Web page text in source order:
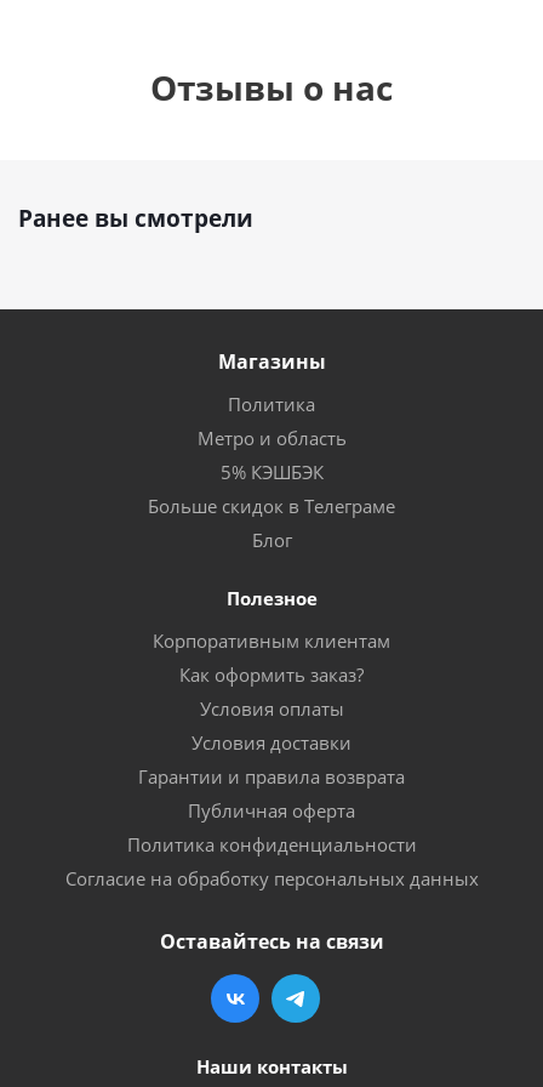
Отзывы о нас
Ранее вы смотрели
Магазины
Политика
Метро и область
5% КЭШБЭК
Больше скидок в Телеграме
Блог
Полезное
Корпоративным клиентам
Как оформить заказ?
Условия оплаты
Условия доставки
Гарантии и правила возврата
Публичная оферта
Политика конфиденциальности
Согласие на обработку персональных данных
Оставайтесь на связи
Наши контакты